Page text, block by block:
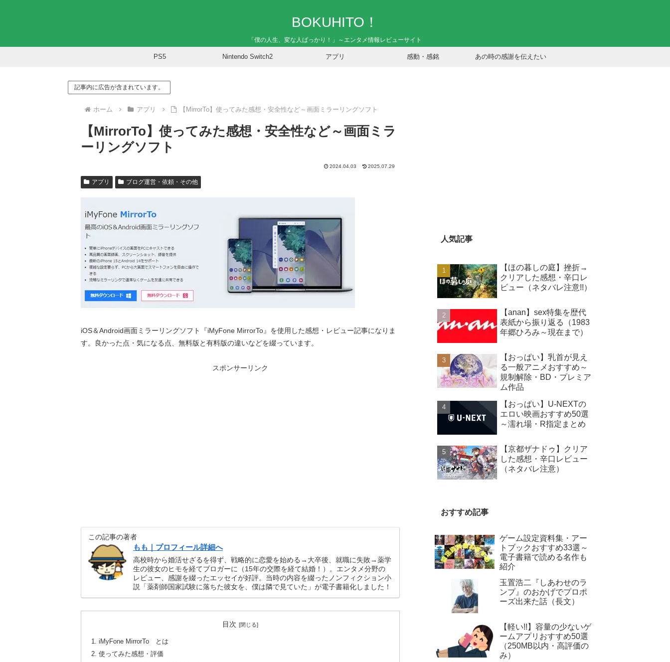
BOKUHITO！
「僕の人生、変な人ばっかり！」～エンタメ情報レビューサイト
PS5 Nintendo Switch2 アプリ 感動・感銘 あの時の感謝を伝えたい
記事内に広告が含まれています。
ホーム アプリ 【MirrorTo】使ってみた感想・安全性など～画面ミラーリングソフト
【MirrorTo】使ってみた感想・安全性など～画面ミラ
ーリングソフト
2024.04.03 2025.07.29
アプリ ブログ運営・依頼・その他
iOS＆Android画面ミラーリングソフト『iMyFone MirrorTo』を使用した感想・レビュー記事になりま
す。良かった点・気になる点、無料版と有料版の違いなどを綴っています。
スポンサーリンク
この記事の著者
もも｜プロフィール詳細へ
高校時から婚活せざるを得ず、戦略的に恋愛を始める→大卒後、就職に失敗→薬学
生の彼女のヒモを経てブロガーに（15年の交際を経て結婚！）。エンタメ分野の
レビュー、感謝を綴ったエッセイが好評。当時の内容を綴ったノンフィクション小
説「薬剤師国家試験に落ちた彼女を、僕は隣で見ていた」が電子書籍化しました！
目次
iMyFone MirrorTo とは
使ってみた感想・評価
人気記事
【ほの暮しの庭】挫折→
クリアした感想・辛口レ
ビュー（ネタバレ注意!!）
【anan】sex特集を歴代
表紙から振り返る（1983
年郷ひろみ～現在まで）
【おっぱい】乳首が見え
る一般アニメおすすめ～
規制解除・BD・プレミア
ム作品
【おっぱい】U-NEXTの
エロい映画おすすめ50選
～濡れ場・R指定まとめ
【京都ザナドゥ】クリア
した感想・辛口レビュー
（ネタバレ注意）
おすすめ記事
ゲーム設定資料集・アー
トブックおすすめ33選～
電子書籍で読める名作も
紹介
玉置浩二『しあわせのラ
ンプ』のおかげでプロポ
ーズ出来た話（長文）
【軽い!!】容量の少ないゲ
ームアプリおすすめ50選
（250MB以内・高評価の
み）